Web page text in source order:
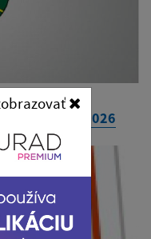
dňa 30. júla 2026